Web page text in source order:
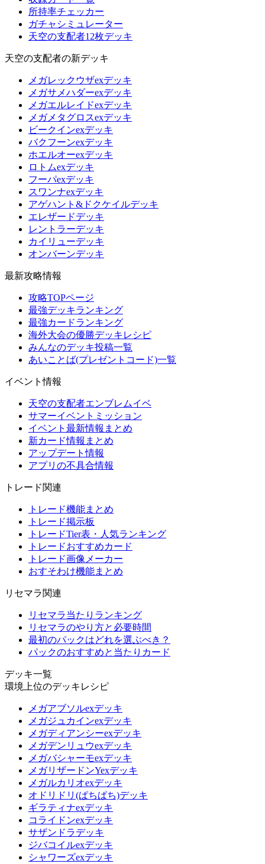
所持率チェッカー
ガチャシミュレーター
天空の支配者12枚デッキ
天空の支配者の新デッキ
メガレックウザexデッキ
メガサメハダーexデッキ
メガエルレイドexデッキ
メガメタグロスexデッキ
ビークインexデッキ
バクフーンexデッキ
ホエルオーexデッキ
ロトムexデッキ
フーパexデッキ
スワンナexデッキ
アゲハント&ドクケイルデッキ
エレザードデッキ
レントラーデッキ
カイリューデッキ
オンバーンデッキ
最新攻略情報
攻略TOPページ
最強デッキランキング
最強カードランキング
海外大会の優勝デッキレシピ
みんなのデッキ投稿一覧
あいことば(プレゼントコード)一覧
イベント情報
天空の支配者エンブレムイベ
サマーイベントミッション
イベント最新情報まとめ
新カード情報まとめ
アップデート情報
アプリの不具合情報
トレード関連
トレード機能まとめ
トレード掲示板
トレードTier表・人気ランキング
トレードおすすめカード
トレード画像メーカー
おすそわけ機能まとめ
リセマラ関連
リセマラ当たりランキング
リセマラのやり方と必要時間
最初のパックはどれを選ぶべき？
パックのおすすめと当たりカード
デッキ一覧
環境上位のデッキレシピ
メガアブソルexデッキ
メガジュカインexデッキ
メガディアンシーexデッキ
メガデンリュウexデッキ
メガバシャーモexデッキ
メガリザードンYexデッキ
メガルカリオexデッキ
オドリドリ(ぱちぱち)デッキ
ギラティナexデッキ
コライドンexデッキ
サザンドラデッキ
ジバコイルexデッキ
シャワーズexデッキ